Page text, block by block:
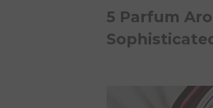
5 Parfum